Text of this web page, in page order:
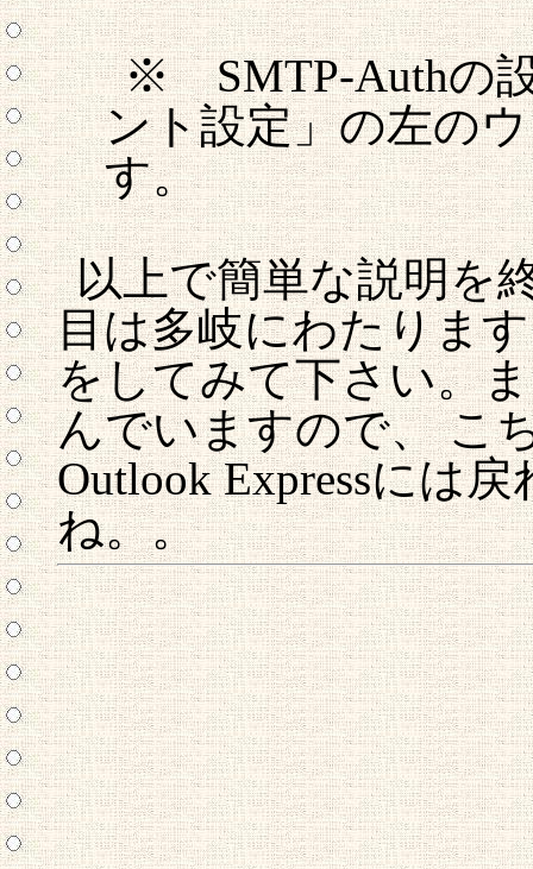
※ SMTP-Authの
ント設定」の左の
す。
以上で簡単な説明を
目は多岐にわたりま
をしてみて下さい。
んでいますので、 こ
Outlook Expressには
ね。。